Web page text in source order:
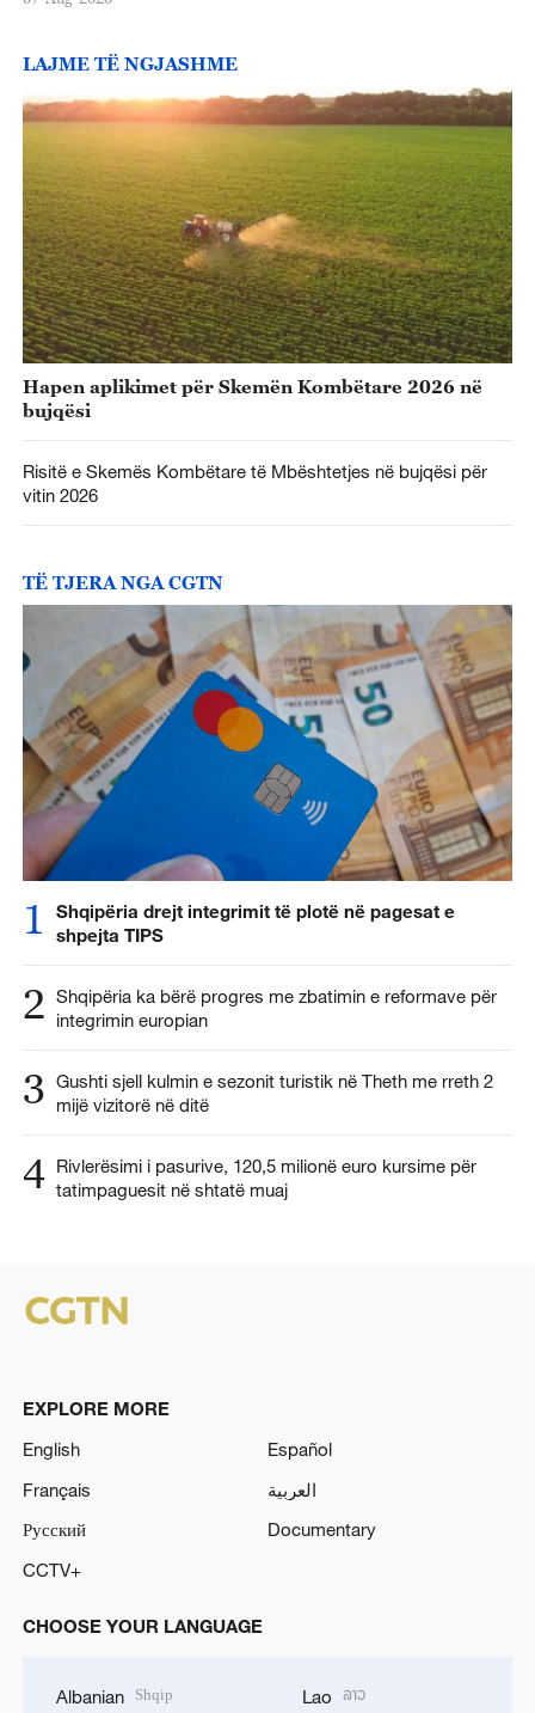
LAJME TË NGJASHME
Hapen aplikimet për Skemën Kombëtare 2026 në
bujqësi
Risitë e Skemës Kombëtare të Mbështetjes në bujqësi për
vitin 2026
TË TJERA NGA CGTN
1
Shqipëria drejt integrimit të plotë në pagesat e
shpejta TIPS
2 Shqipëria ka bërë progres me zbatimin e reformave për
integrimin europian
3 Gushti sjell kulmin e sezonit turistik në Theth me rreth 2
mijë vizitorë në ditë
4 Rivlerësimi i pasurive, 120,5 milionë euro kursime për
tatimpaguesit në shtatë muaj
EXPLORE MORE
English
Español
Français
العربية
Русский
Documentary
CCTV+
CHOOSE YOUR LANGUAGE
Albanian Shqip Lao ລາວ